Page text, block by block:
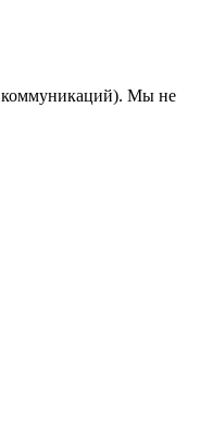
коммуникаций). Мы не